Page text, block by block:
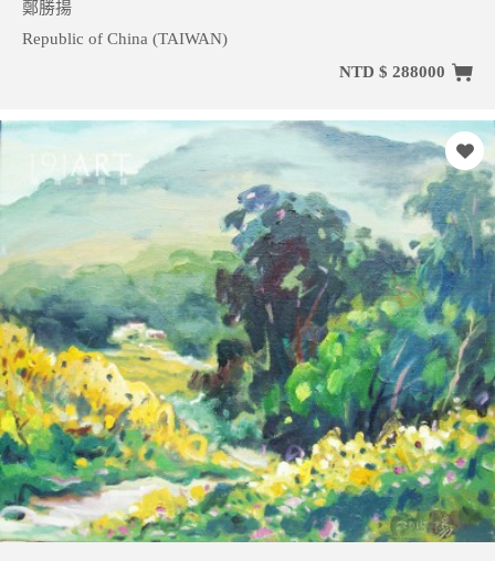
鄭勝揚
Republic of China (TAIWAN)
NTD $ 288000